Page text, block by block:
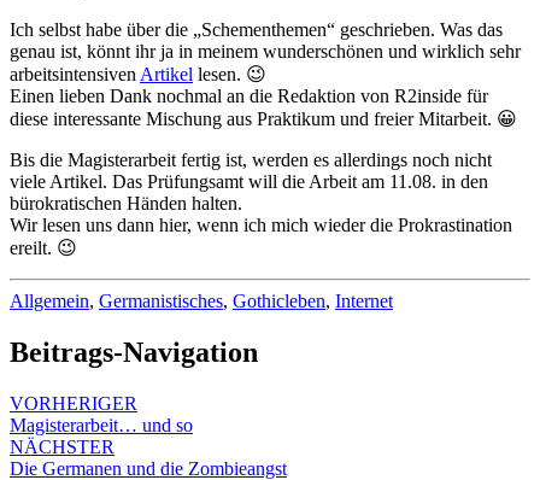
Ich selbst habe über die „Schementhemen“ geschrieben. Was das
genau ist, könnt ihr ja in meinem wunderschönen und wirklich sehr
arbeitsintensiven Artikel lesen. 😉
Einen lieben Dank nochmal an die Redaktion von R2inside für
diese interessante Mischung aus Praktikum und freier Mitarbeit. 😀
Bis die Magisterarbeit fertig ist, werden es allerdings noch nicht
viele Artikel. Das Prüfungsamt will die Arbeit am 11.08. in den
bürokratischen Händen halten.
Wir lesen uns dann hier, wenn ich mich wieder die Prokrastination
ereilt. 😉
Allgemein, Germanistisches, Gothicleben, Internet
Beitrags-Navigation
VORHERIGER
Magisterarbeit… und so
NÄCHSTER
Die Germanen und die Zombieangst